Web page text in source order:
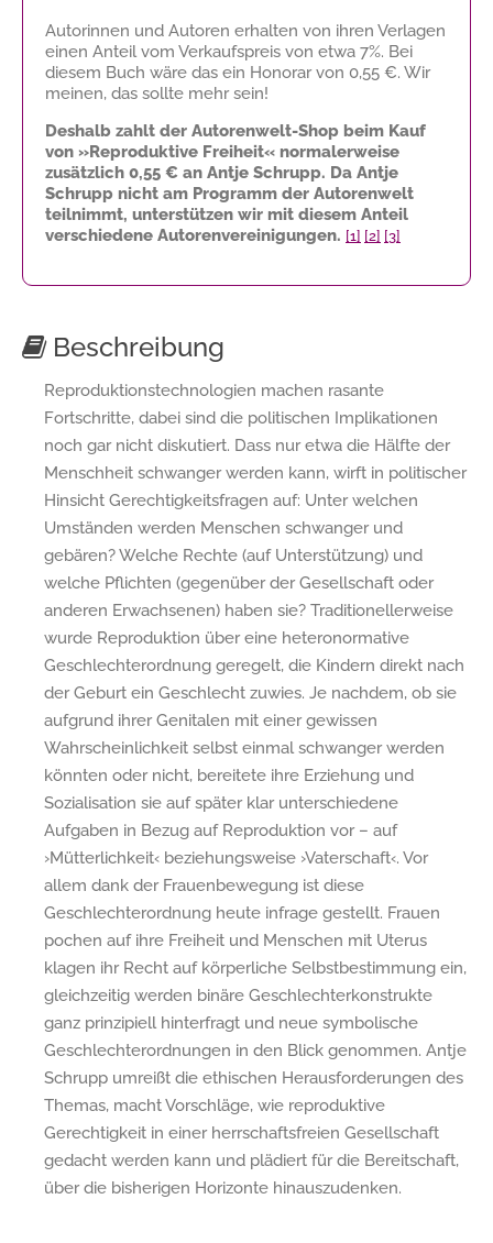
Autorinnen und Autoren erhalten von ihren Verlagen
einen Anteil vom Verkaufspreis von etwa 7%. Bei
diesem Buch wäre das ein Honorar von 0,55 €. Wir
meinen, das sollte mehr sein!
Deshalb zahlt der Autorenwelt-Shop beim Kauf
von »Reproduktive Freiheit« normalerweise
zusätzlich 0,55 € an Antje Schrupp. Da Antje
Schrupp nicht am Programm der Autorenwelt
teilnimmt, unterstützen wir mit diesem Anteil
verschiedene Autorenvereinigungen. [1] [2] [3]
Beschreibung
Reproduktionstechnologien machen rasante
Fortschritte, dabei sind die politischen Implikationen
noch gar nicht diskutiert. Dass nur etwa die Hälfte der
Menschheit schwanger werden kann, wirft in politischer
Hinsicht Gerechtigkeitsfragen auf: Unter welchen
Umständen werden Menschen schwanger und
gebären? Welche Rechte (auf Unterstützung) und
welche Pflichten (gegenüber der Gesellschaft oder
anderen Erwachsenen) haben sie? Traditionellerweise
wurde Reproduktion über eine heteronormative
Geschlechterordnung geregelt, die Kindern direkt nach
der Geburt ein Geschlecht zuwies. Je nachdem, ob sie
aufgrund ihrer Genitalen mit einer gewissen
Wahrscheinlichkeit selbst einmal schwanger werden
könnten oder nicht, bereitete ihre Erziehung und
Sozialisation sie auf später klar unterschiedene
Aufgaben in Bezug auf Reproduktion vor – auf
›Mütterlichkeit‹ beziehungsweise ›Vaterschaft‹. Vor
allem dank der Frauenbewegung ist diese
Geschlechterordnung heute infrage gestellt. Frauen
pochen auf ihre Freiheit und Menschen mit Uterus
klagen ihr Recht auf körperliche Selbstbestimmung ein,
gleichzeitig werden binäre Geschlechterkonstrukte
ganz prinzipiell hinterfragt und neue symbolische
Geschlechterordnungen in den Blick genommen. Antje
Schrupp umreißt die ethischen Herausforderungen des
Themas, macht Vorschläge, wie reproduktive
Gerechtigkeit in einer herrschaftsfreien Gesellschaft
gedacht werden kann und plädiert für die Bereitschaft,
über die bisherigen Horizonte hinauszudenken.